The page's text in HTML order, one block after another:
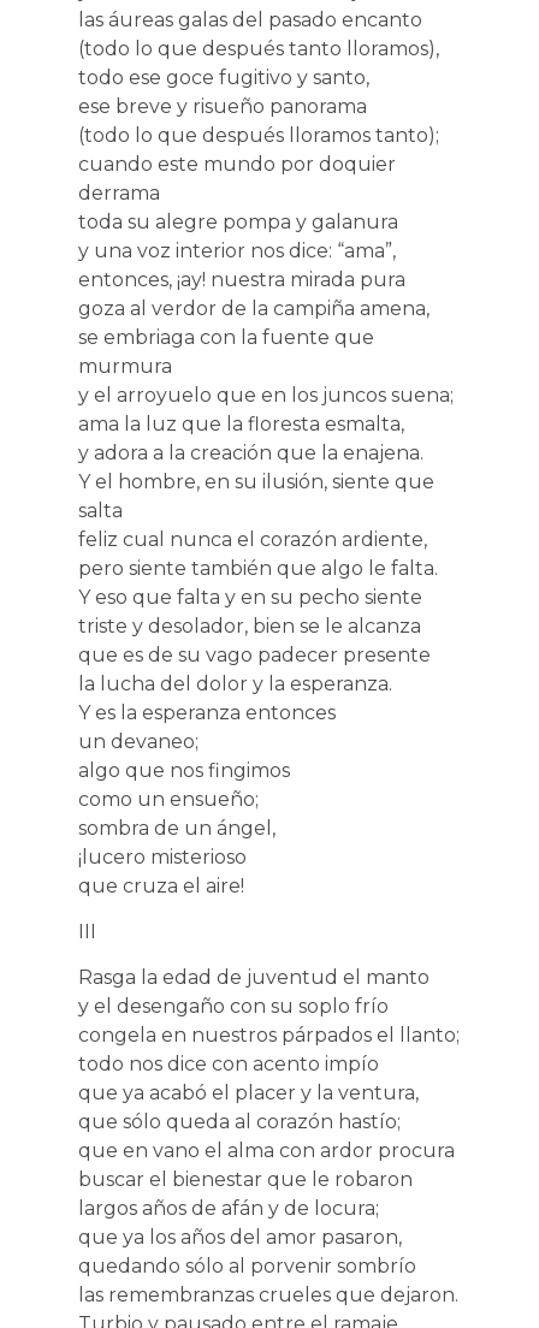
las áureas galas del pasado encanto
(todo lo que después tanto lloramos),
todo ese goce fugitivo y santo,
ese breve y risueño panorama
(todo lo que después lloramos tanto);
cuando este mundo por doquier
derrama
toda su alegre pompa y galanura
y una voz interior nos dice: “ama”,
entonces, ¡ay! nuestra mirada pura
goza al verdor de la campiña amena,
se embriaga con la fuente que
murmura
y el arroyuelo que en los juncos suena;
ama la luz que la floresta esmalta,
y adora a la creación que la enajena.
Y el hombre, en su ilusión, siente que
salta
feliz cual nunca el corazón ardiente,
pero siente también que algo le falta.
Y eso que falta y en su pecho siente
triste y desolador, bien se le alcanza
que es de su vago padecer presente
la lucha del dolor y la esperanza.
Y es la esperanza entonces
un devaneo;
algo que nos fingimos
como un ensueño;
sombra de un ángel,
¡lucero misterioso
que cruza el aire!
III
Rasga la edad de juventud el manto
y el desengaño con su soplo frío
congela en nuestros párpados el llanto;
todo nos dice con acento impío
que ya acabó el placer y la ventura,
que sólo queda al corazón hastío;
que en vano el alma con ardor procura
buscar el bienestar que le robaron
largos años de afán y de locura;
que ya los años del amor pasaron,
quedando sólo al porvenir sombrío
las remembranzas crueles que dejaron.